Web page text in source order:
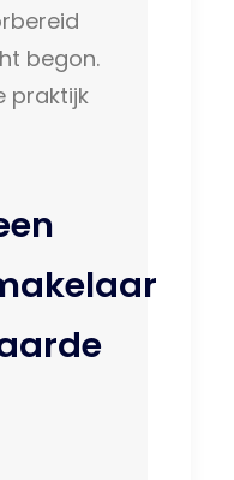
begon.
praktijk